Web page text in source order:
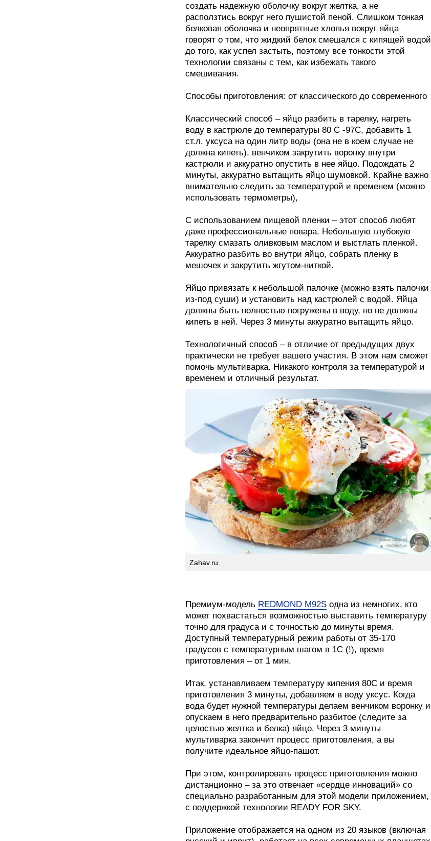
создать надежную оболочку вокруг желтка, а не
расползтись вокруг него пушистой пеной. Слишком тонкая
белковая оболочка и неопрятные хлопья вокруг яйца
говорят о том, что жидкий белок смешался с кипящей водой
до того, как успел застыть, поэтому все тонкости этой
технологии связаны с тем, как избежать такого
смешивания.
Способы приготовления: от классического до современного
Классический способ – яйцо разбить в тарелку, нагреть
воду в кастрюле до температуры 80 С -97С, добавить 1
ст.л. уксуса на один литр воды (она не в коем случае не
должна кипеть), венчиком закрутить воронку внутри
кастрюли и аккуратно опустить в нее яйцо. Подождать 2
минуты, аккуратно вытащить яйцо шумовкой. Крайне важно
внимательно следить за температурой и временем (можно
использовать термометры),
С использованием пищевой пленки – этот способ любят
даже профессиональные повара. Небольшую глубокую
тарелку смазать оливковым маслом и выстлать пленкой.
Аккуратно разбить во внутри яйцо, собрать пленку в
мешочек и закрутить жгутом-ниткой.
Яйцо привязать к небольшой палочке (можно взять палочки
из-под суши) и установить над кастрюлей с водой. Яйца
должны быть полностью погружены в воду, но не должны
кипеть в ней. Через 3 минуты аккуратно вытащить яйцо.
Технологичный способ – в отличие от предыдущих двух
практически не требует вашего участия. В этом нам сможет
помочь мультиварка. Никакого контроля за температурой и
временем и отличный результат.
Zahav.ru
Премиум-модель REDMOND M92S одна из немногих, кто
может похвастаться возможностью выставить температуру
точно для градуса и с точностью до минуты время.
Доступный температурный режим работы от 35-170
градусов с температурным шагом в 1С (!), время
приготовления – от 1 мин.
Итак, устанавливаем температуру кипения 80С и время
приготовления 3 минуты, добавляем в воду уксус. Когда
вода будет нужной температуры делаем венчиком воронку и
опускаем в него предварительно разбитое (следите за
целостью желтка и белка) яйцо. Через 3 минуты
мультиварка закончит процесс приготовления, а вы
получите идеальное яйцо-пашот.
При этом, контролировать процесс приготовления можно
дистанционно – за это отвечает «сердце инноваций» со
специально разработанным для этой модели приложением,
с поддержкой технологии READY FOR SKY.
Приложение отображается на одном из 20 языков (включая